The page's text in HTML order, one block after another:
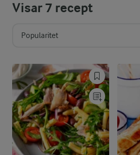
Visar7 recept
Popularitet